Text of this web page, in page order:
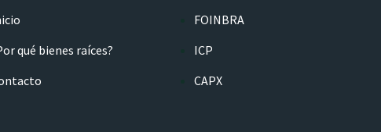
qué bienes raíces?
FOINBRA
ICP
CAPX